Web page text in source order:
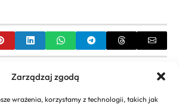
Zarządzaj zgodą
wrażenia, korzystamy z technologii, takich jak
na mazurek – idealne ciasto na